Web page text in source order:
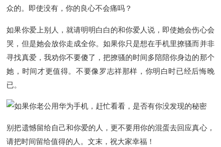
众的。即使没有，你的良心不会痛吗？
如果你爱上别人，就请明明白白的和你爱人说，即使她会伤心会
哭，但是她会放你走成全你。如果你只是想在手机里撩骚而并非
寻找真爱，我劝你不要傻了，把撩骚的时间多陪陪你身边的那个
她，时间才更值得。不要像罗志祥那样，你明白时已经后悔晚
已。
别把遗憾留给自己和你爱的人，更不要用你的混蛋去回应真心，
请把时间留给值得的人。文末，祝大家幸福！